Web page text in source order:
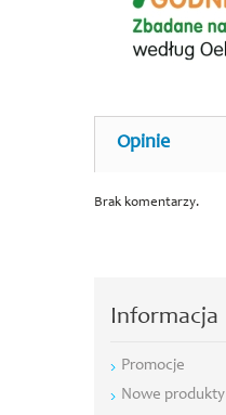
Opinie
Brak komentarzy.
Informacja
Promocje
Nowe produkty